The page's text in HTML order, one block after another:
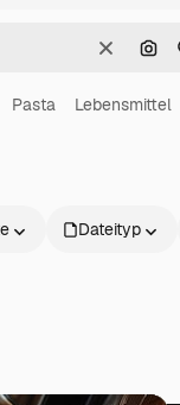
Löschen
Pasta Lebensmittel
Dateityp